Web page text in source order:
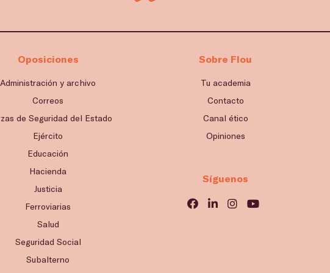
Oposiciones
Administración y archivo
Correos
de Seguridad del Estado
Ejército
Educación
Hacienda
Justicia
Ferroviarias
Salud
Seguridad Social
Subalterno
Sobre Flou
Tu academia
Contacto
Canal ético
Opiniones
Síguenos